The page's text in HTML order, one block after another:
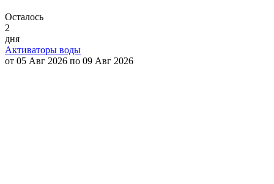
Осталось
2
дня
Активаторы воды
от 05 Авг 2026 по 09 Авг 2026